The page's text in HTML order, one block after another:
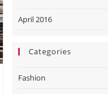
April 2016
Categories
Fashion